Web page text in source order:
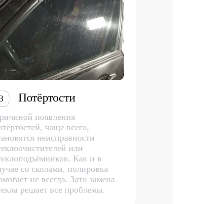
Потёртости
появления
чаще всего,
неисправности
или
Как и в
со сколами, полировка
не всегда. Зато замена
решает все проблемы.